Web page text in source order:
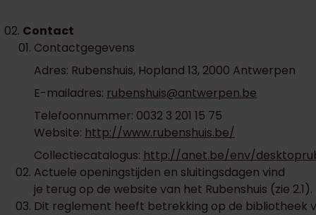
Contact
Contactgegevens
Adres: Rubenshuis, Hopland 13, 2000 Antwerpen
E-mailadres: rubenshuis@antwerpen.be
Telefoonnummer: 0032 3 201 15 75
Website: http://www.rubenshuis.be/
Collectiecatalogus: http://anet.be/env/
Actuele openingstijden en sluitingsdagen vind
je terug op de website van het Rubenshuis (zie 2.1).
Dit reglement heeft betrekking op de bibliotheek